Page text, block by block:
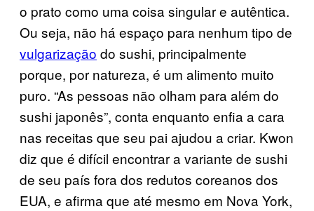
o prato como uma coisa singular e autêntica.
Ou seja, não há espaço para nenhum tipo de
vulgarização do sushi, principalmente
porque, por natureza, é um alimento muito
puro. “As pessoas não olham para além do
sushi japonês”, conta enquanto enfia a cara
nas receitas que seu pai ajudou a criar. Kwon
diz que é difícil encontrar a variante de sushi
de seu país fora dos redutos coreanos dos
EUA, e afirma que até mesmo em Nova York,